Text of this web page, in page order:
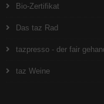
Bio-Zertifikat
Das taz Rad
tazpresso - der fair
taz Weine